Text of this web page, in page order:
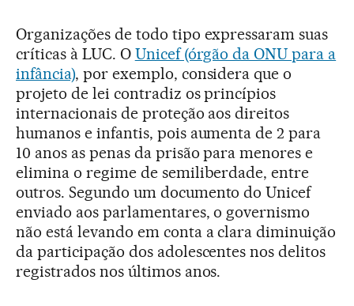
Organizações de todo tipo expressaram suas
críticas à LUC. O Unicef (órgão da ONU para a
infância), por exemplo, considera que o
projeto de lei contradiz os princípios
internacionais de proteção aos direitos
humanos e infantis, pois aumenta de 2 para
10 anos as penas da prisão para menores e
elimina o regime de semiliberdade, entre
outros. Segundo um documento do Unicef
enviado aos parlamentares, o governismo
não está levando em conta a clara diminuição
da participação dos adolescentes nos delitos
registrados nos últimos anos.